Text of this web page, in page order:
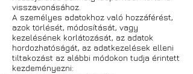
visszavonásához.
A személyes adatokhoz való hozzáférést,
azok törlését, módosítását, vagy
kezelésének korlátozását, az adatok
hordozhatóságát, az adatkezelések elleni
tiltakozást az alábbi módokon tudja érintett
kezdeményezni: